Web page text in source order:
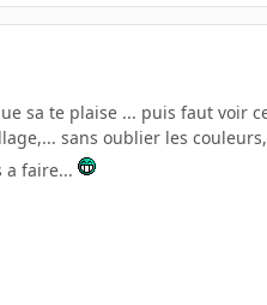
sa te plaise ... puis faut voir
sans oublier les
a faire...